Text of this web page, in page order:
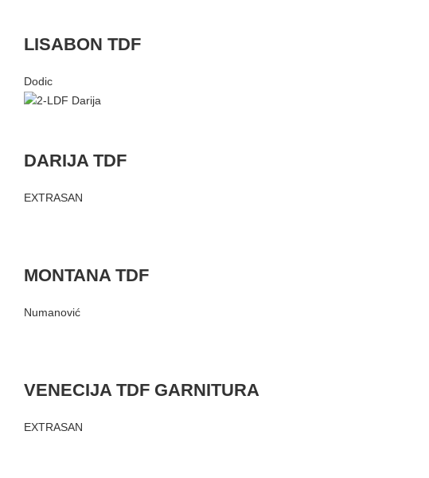
LISABON TDF
Dodic
DARIJA TDF
EXTRASAN
MONTANA TDF
Numanović
VENECIJA TDF GARNITURA
EXTRASAN